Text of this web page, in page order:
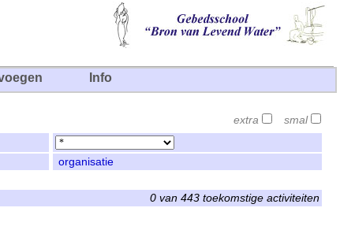
Info
extra smal
organisatie
0 van 443 toekomstige activiteiten